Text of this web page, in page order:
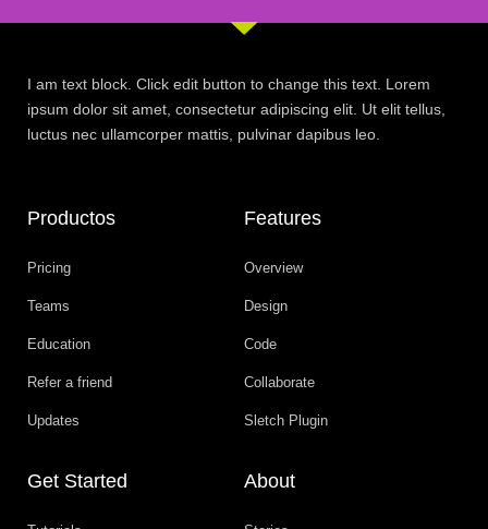
I am text block. Click edit button to change this text. Lorem
ipsum dolor sit amet, consectetur adipiscing elit. Ut elit tellus,
luctus nec ullamcorper mattis, pulvinar dapibus leo.
Productos
Pricing
Teams
Education
Refer a friend
Updates
Features
Overview
Design
Code
Collaborate
Sletch Plugin
Get Started About